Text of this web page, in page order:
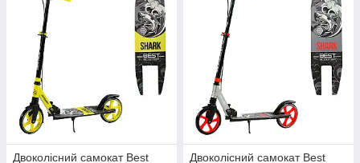
Двоколісний самокат Best
Двоколісний самокат Best